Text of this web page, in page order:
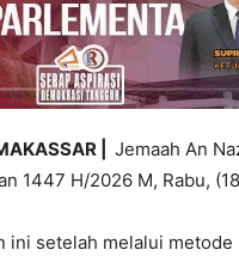
| Jemaah An
1447 H/2026 M, Rabu,
ini setelah melalui